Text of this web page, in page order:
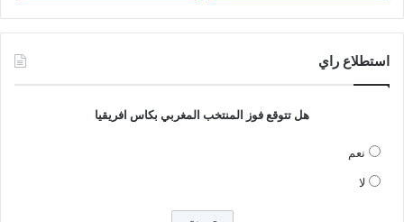
استطلاع راي
هل تتوقع فوز المنتخب المغربي بكاس افريقيا
نعم
لا